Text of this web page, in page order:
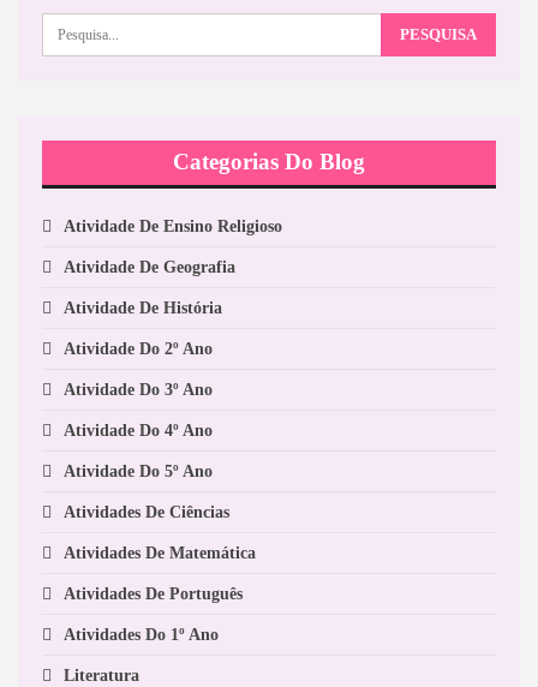
Categorias Do Blog
Atividade De Ensino Religioso
Atividade De Geografia
Atividade De História
Atividade Do 2º Ano
Atividade Do 3º Ano
Atividade Do 4º Ano
Atividade Do 5º Ano
Atividades De Ciências
Atividades De Matemática
Atividades De Português
Atividades Do 1º Ano
Literatura